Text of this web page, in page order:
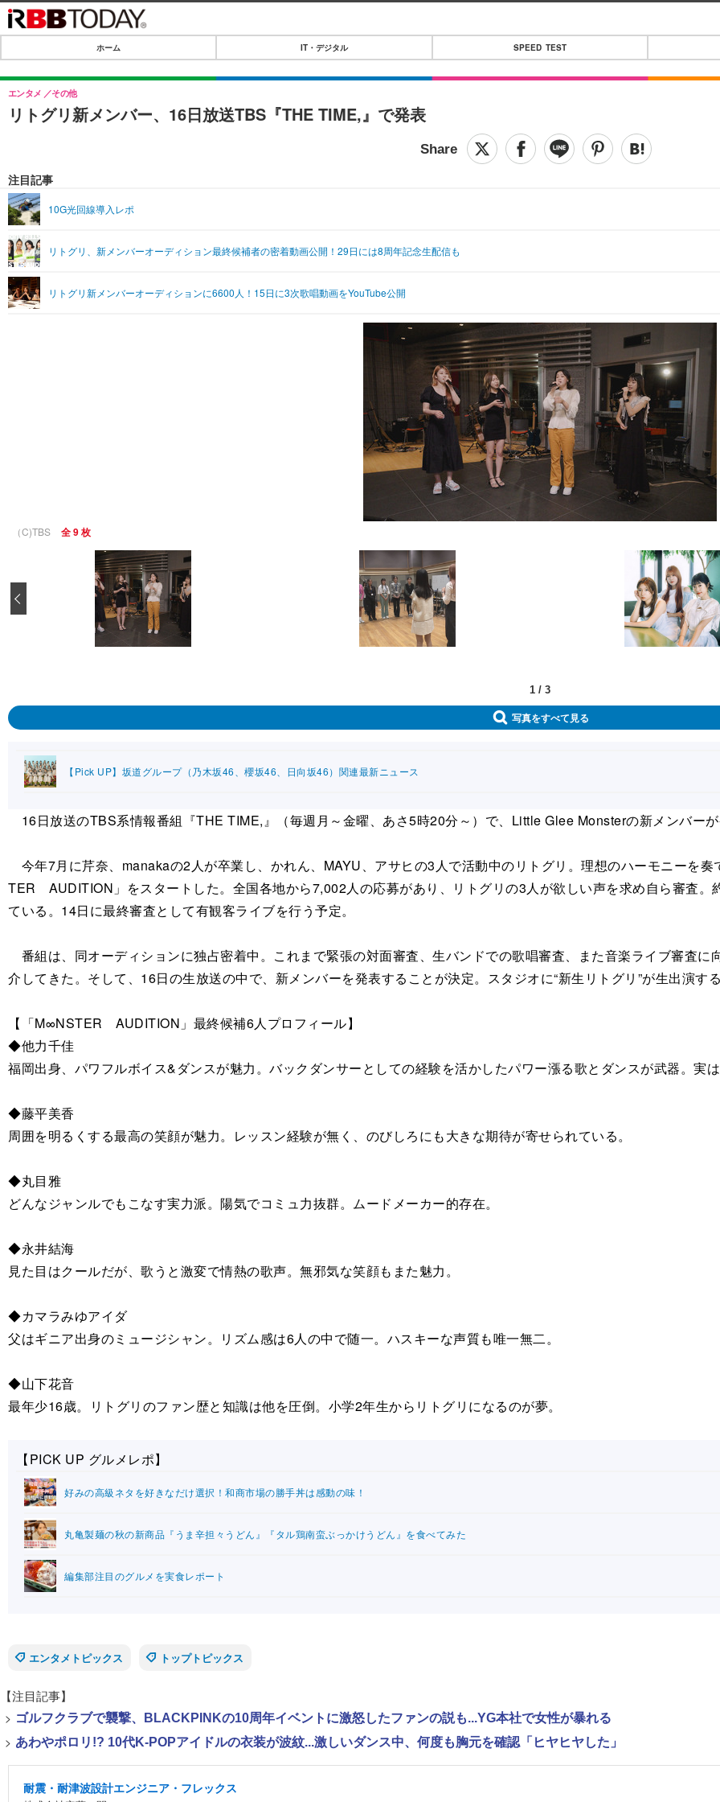
IT・デジタル
IT・デジタルTOP
SPEED TEST
音楽
ライフ
ペット
その他
リリース一覧
プッシュ通知の停止方法
ホーム IT・デジタル SPEED TEST
リトグリ新メンバー、16日放送TBS『THE TIME,』で発表
エンタメ その他
注目記事
10G光回線導入レポ
リトグリ、新メンバーオーディション最終候補者の密着動画公開！29日には8周年記念生配信も
リトグリ新メンバーオーディションに6600人！15日に3次歌唱動画をYouTube公開
（C)TBS 全 9 枚
1 / 3
写真をすべて見る
【Pick UP】坂道グループ（乃木坂46、櫻坂46、日向坂46）関連最新ニュース
16日放送のTBS系情報番組『THE TIME,』（毎週月～金曜、あさ5時20分～）で、Little Glee Monsterの新メンバー
今年7月に芹奈、manakaの2人が卒業し、かれん、MAYU、アサヒの3人で活動中のリトグリ。理想のハーモニーを
TER AUDITION」をスタートした。全国各地から7,002人の応募があり、リトグリの3人が欲しい声を求め自ら審査。
ている。14日に最終審査として有観客ライブを行う予定。
番組は、同オーディションに独占密着中。これまで緊張の対面審査、生バンドでの歌唱審査、また音楽ライブ審査
介してきた。そして、16日の生放送の中で、新メンバーを発表することが決定。スタジオに“新生リトグリ”が生出演す
【「M∞NSTER AUDITION」最終候補6人プロフィール】
◆他力千佳
福岡出身、パワフルボイス&ダンスが魅力。バックダンサーとしての経験を活かしたパワー漲る歌とダンスが武器。実
◆藤平美香
周囲を明るくする最高の笑顔が魅力。レッスン経験が無く、のびしろにも大きな期待が寄せられている。
◆丸目雅
どんなジャンルでもこなす実力派。陽気でコミュ力抜群。ムードメーカー的存在。
◆永井結海
見た目はクールだが、歌うと激変で情熱の歌声。無邪気な笑顔もまた魅力。
◆カマラみゆアイダ
父はギニア出身のミュージシャン。リズム感は6人の中で随一。ハスキーな声質も唯一無二。
◆山下花音
最年少16歳。リトグリのファン歴と知識は他を圧倒。小学2年生からリトグリになるのが夢。
【PICK UP グルメレポ】
好みの高級ネタを好きなだけ選択！和商市場の勝手丼は感動の味！
丸亀製麺の秋の新商品『うま辛担々うどん』『タル鶏南蛮ぶっかけうどん』を食べてみた
編集部注目のグルメを実食レポート
エンタメトピックス トップトピックス
【注目記事】
> ゴルフクラブで襲撃、BLACKPINKの10周年イベントに激怒したファンの説も...YG本社で女性が暴れる
> あわやポロリ!? 10代K-POPアイドルの衣装が波紋...激しいダンス中、何度も胸元を確認「ヒヤヒヤした」
耐震・耐津波設計エンジニア・フレックス